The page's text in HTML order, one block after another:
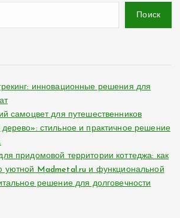
Поиск
инновационные решения для
самоцвет для путешественников
стильное и практичное решение
придомовой территории коттеджа: как
уютной Madmetal.ru и функциональной
решение для долговечности